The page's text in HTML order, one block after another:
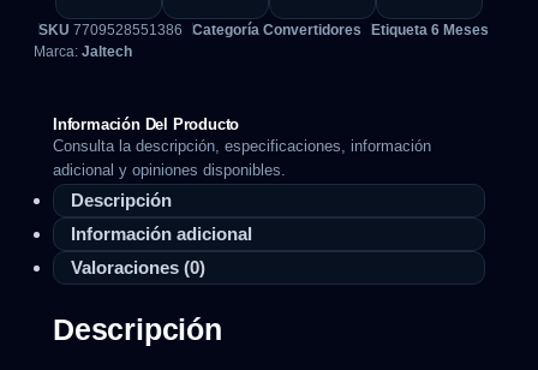
SKU 7709528551386 Categoría Convertidores Etiqueta 6 Meses
Marca: Jaltech
Información Del Producto
Consulta la descripción, especificaciones, información
adicional y opiniones disponibles.
Descripción
Información adicional
Valoraciones (0)
Descripción